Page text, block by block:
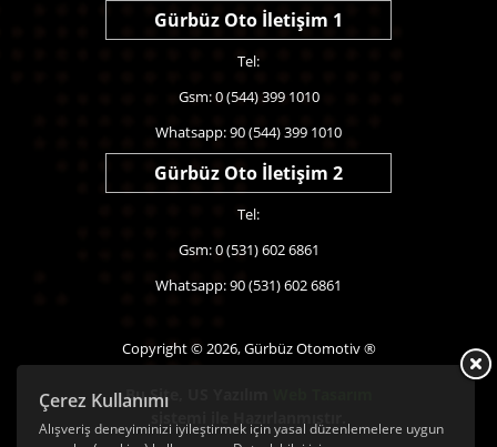
Çerez Kullanımı
Alışveriş deneyiminizi iyileştirmek için yasal düzenlemelere uygun
Gürbüz Oto İletişim 1
Tel:
Gsm: 0 (544) 399 1010
Whatsapp: 90 (544) 399 1010
Gürbüz Oto İletişim 2
Tel:
Gsm: 0 (531) 602 6861
Whatsapp: 90 (531) 602 6861
Copyright © 2026, Gürbüz Otomotiv ®
Bu Site,